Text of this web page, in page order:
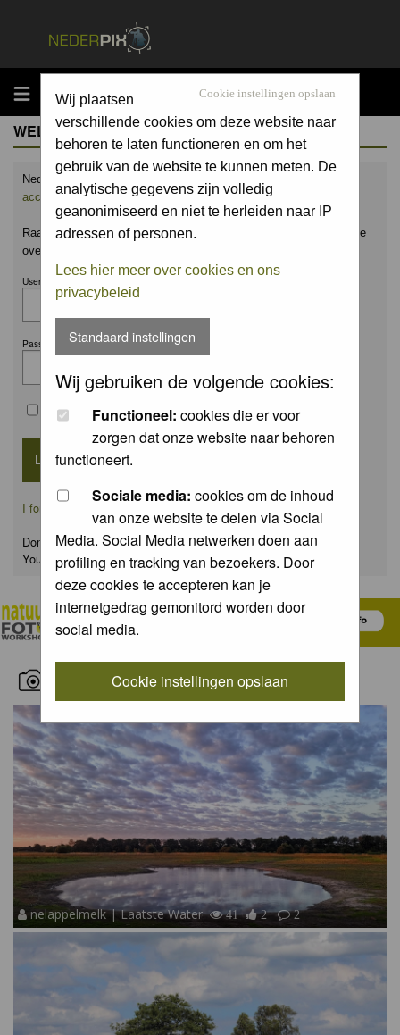
MENU Cookie instellingen opslaan
Wij plaatsen
verschillende cookies om deze website naar
behoren te laten functioneren en om het
gebruik van de website te kunnen meten. De
analytische gegevens zijn volledig
geanonimiseerd en niet te herleiden naar IP
adressen of personen.
Lees hier meer over cookies en ons
privacybeleid
Standaard instellingen
Wij gebruiken de volgende cookies:
Functioneel: cookies die er voor
zorgen dat onze website naar behoren
functioneert.
Sociale media: cookies om de inhoud
van onze website te delen via Social
Media. Social Media netwerken doen aan
profiling en tracking van bezoekers. Door
deze cookies te accepteren kan je
internetgedrag gemonitord worden door
social media.
Cookie instellingen opslaan
WELCOME GUEST
Nederpix.nl is hét platform voor de natuurfotograaf.
account aanen upload ook jouw mooiste foto's.
Raak geïnspireerd door het werk van anderen en leer en praat mee
over alles wat bij natuurfotografie komt kijken!
Username:
Password:
Remember me
I forgot my password
Don't have an account yet?
You canregisterfor FREE
RECENT NATURE PICTURES
nelappelmelk | Laatste Water 41 2 2